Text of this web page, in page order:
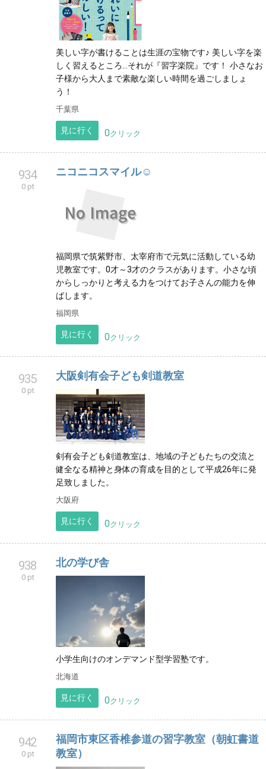
美しい字が書けることは生涯の宝物です♪ 美しい字を楽
しく習えるところ…それが『習字楽院』です！ 小さなお
子様から大人まで素敵な楽しい時間を過ごしましょ
う！
千葉県
見に行く 0クリック
934
0 pt
ニコニコスマイル☺️
福岡県で筑紫野市、太宰府市で元気に活動している幼
児教室です。0才～3才のクラスがあります。小さな頃
からしっかりと考える力をつけてお子さんの能力を伸
ばします。
福岡県
見に行く 0クリック
935
0 pt
大阪剣有会子ども剣道教室
剣有会子ども剣道教室は、地域の子どもたちの交流と
健全なる精神と身体の育成を目的として平成26年に発
足致しました。
大阪府
見に行く 0クリック
938
0 pt
北の学び舎
小学生向けのオンデマンド型学習塾です。
北海道
見に行く 0クリック
942
0 pt
福岡市東区香椎参道の習字教室（朝虹書道
教室）